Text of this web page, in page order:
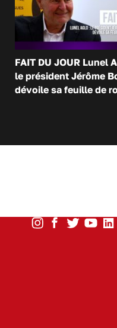
FAIT DU JOUR Lunel
le président Jérôme
dévoile sa feuille de